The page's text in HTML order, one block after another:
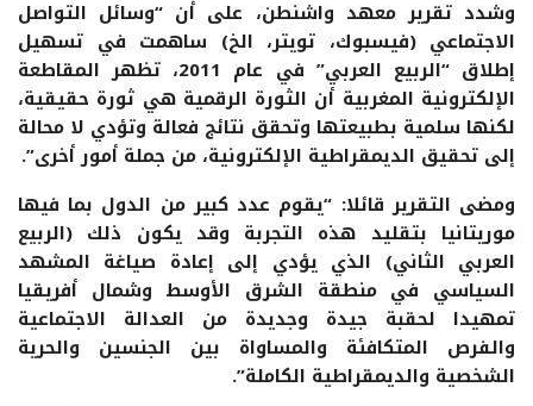
وشدد تقرير معهد واشنطن، على أن “وسائل التواصل
الاجتماعي (فيسبوك، تويتر، الخ) ساهمت في تسهيل
إطلاق “الربيع العربي” في عام 2011، تظهر المقاطعة
الإلكترونية المغربية أن الثورة الرقمية هي ثورة حقيقية،
لكنها سلمية بطبيعتها وتحقق نتائج فعالة وتؤدي لا محالة
إلى تحقيق الديمقراطية الإلكترونية، من جملة أمور أخرى”.
ومضى التقرير قائلا: “يقوم عدد كبير من الدول بما فيها
موريتانيا بتقليد هذه التجربة وقد يكون ذلك (الربيع
العربي الثاني) الذي يؤدي إلى إعادة صياغة المشهد
السياسي في منطقة الشرق الأوسط وشمال أفريقيا
تمهيدا لحقبة جيدة وجديدة من العدالة الاجتماعية
والفرص المتكافئة والمساواة بين الجنسين والحرية
الشخصية والديمقراطية الكاملة”.